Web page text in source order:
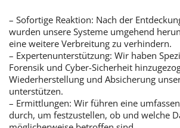
– Sofortige Reaktion: Nach der
wurden unsere Systeme umgehend
eine weitere Verbreitung zu verhindern.
– Expertenunterstützung: Wir haben
Forensik und Cyber-Sicherheit
Wiederherstellung und Absicherung
unterstützen.
– Ermittlungen: Wir führen eine
durch, um festzustellen, ob und welche